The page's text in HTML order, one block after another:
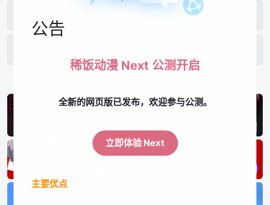
公告
稀饭动漫 Next 公测开启
全新的网页版已发布，欢迎参与公测。
立即体验 Next
主要优点